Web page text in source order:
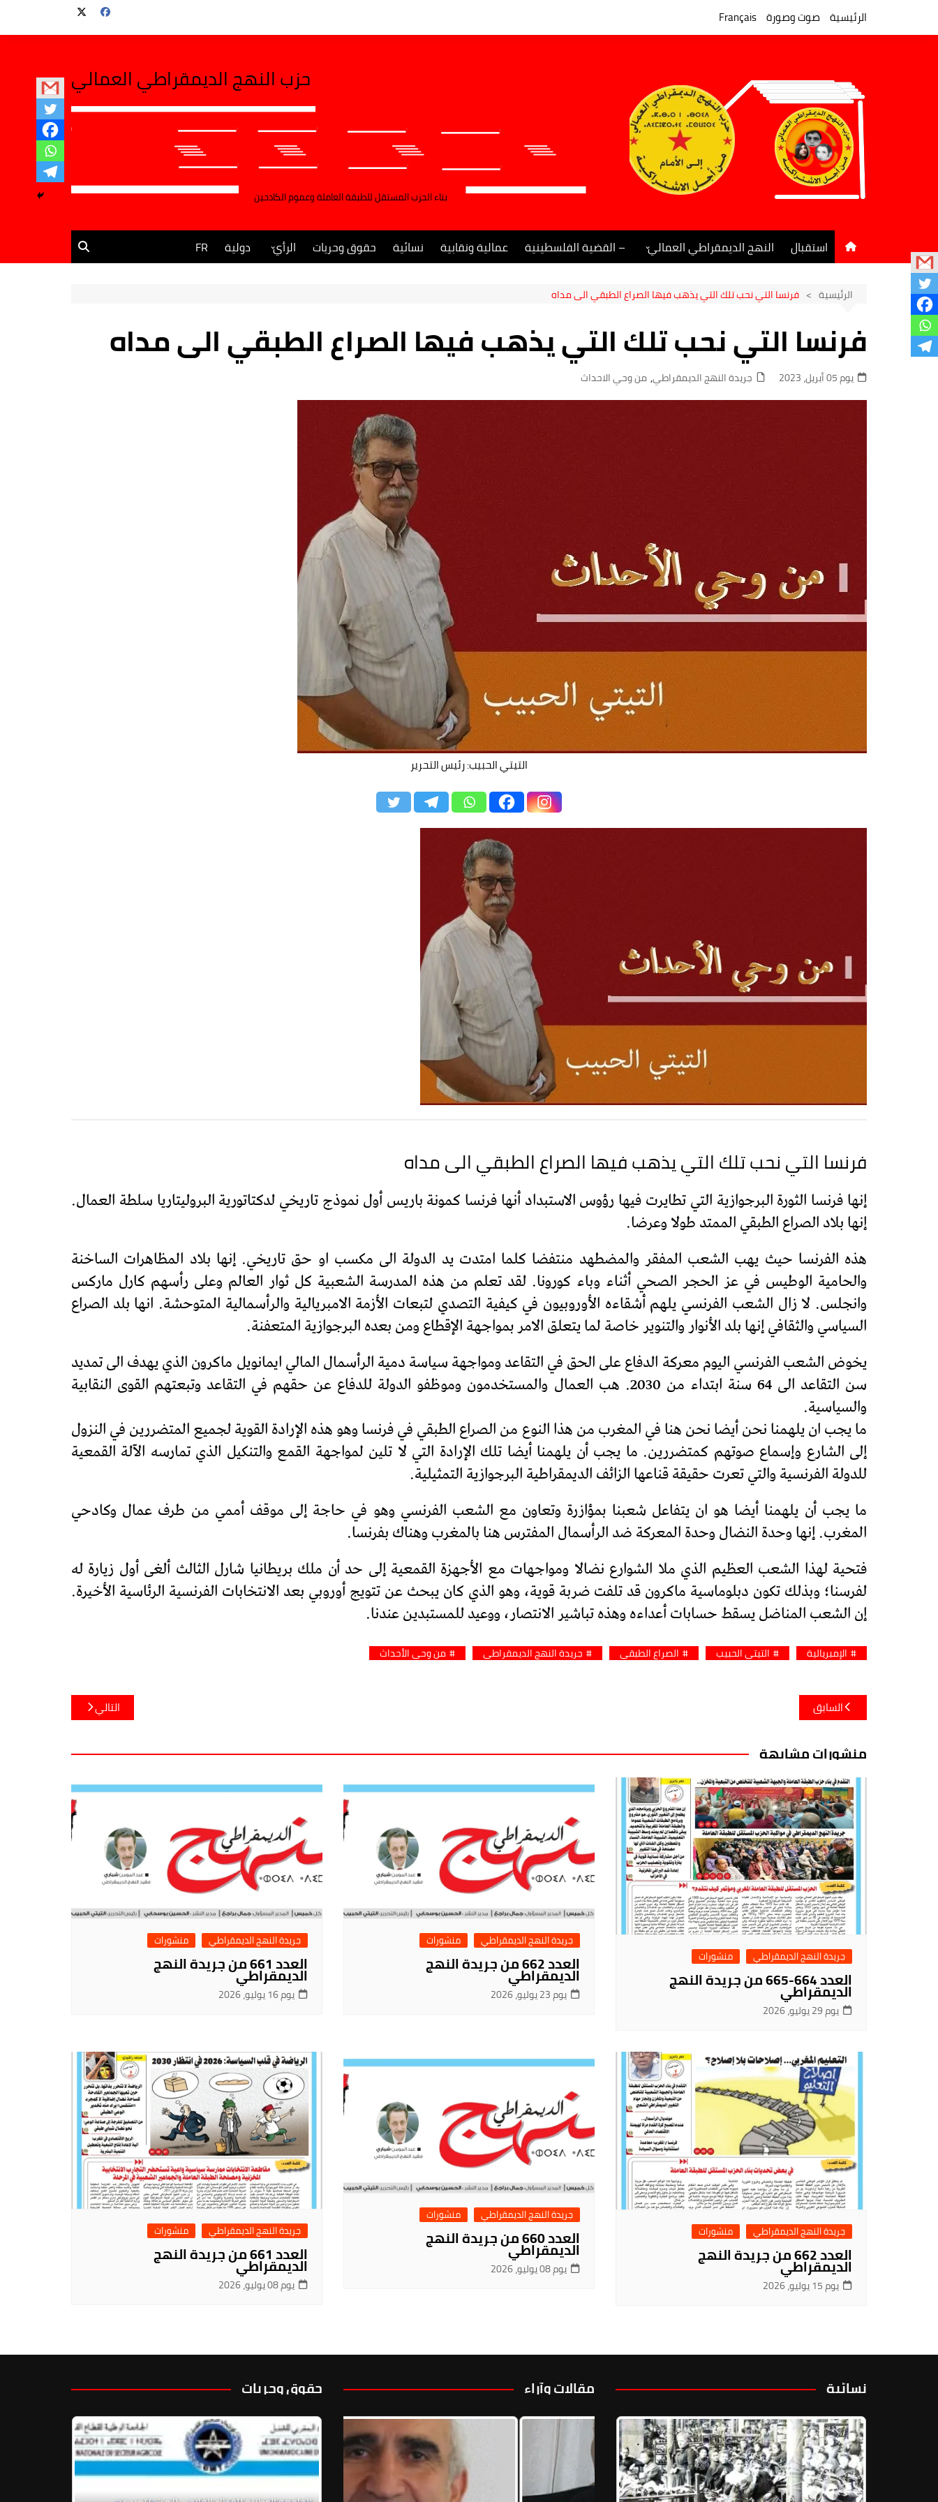
الرئيسية صوت وصورة Français
حزب النهج الديمقراطي العمالي
بناء الحزب المستقل للطبقة العاملة وعموم الكادحين
استقبال النهج الديمقراطي العمالي
جريدة النهج الديمقراطي
– القضية الفلسطينية عمالية ونقابية نسائية حقوق وحريات الرأي دولية FR
الرئيسية فرنسا التي نحب تلك التي يذهب فيها الصراع الطبقي الى مداه
فرنسا التي نحب تلك التي يذهب فيها الصراع الطبقي الى مداه
يوم 05 أبريل، 2023 جريدة النهج الديمقراطي,من وحي الاحداث
التيتي الحبيب: رئيس التحرير
فرنسا التي نحب تلك التي يذهب فيها الصراع الطبقي الى مداه
إنها فرنسا الثورة البرجوازية التي تطايرت فيها رؤوس الاستبداد أنها فرنسا كمونة باريس أول نموذج تاريخي لدكتاتورية البروليتاريا سلطة العمال.
إنها بلاد الصراع الطبقي الممتد طولا وعرضا.
هذه الفرنسا حيث يهب الشعب المفقر والمضطهد منتفضا كلما امتدت يد الدولة الى مكسب او حق تاريخي. إنها بلاد المظاهرات الساخنة
والحامية الوطيس في عز الحجر الصحي أثناء وباء كورونا. لقد تعلم من هذه المدرسة الشعبية كل ثوار العالم وعلى رأسهم كارل ماركس
وانجلس. لا زال الشعب الفرنسي يلهم أشقاءه الأوروبيون في كيفية التصدي لتبعات الأزمة الامبريالية والرأسمالية المتوحشة. انها بلد الصراع
السياسي والثقافي إنها بلد الأنوار والتنوير خاصة لما يتعلق الامر بمواجهة الإقطاع ومن بعده البرجوازية المتعفنة.
يخوض الشعب الفرنسي اليوم معركة الدفاع على الحق في التقاعد ومواجهة سياسة دمية الرأسمال المالي ايمانويل ماكرون الذي يهدف الى تمديد
سن التقاعد الى 64 سنة ابتداء من 2030. هب العمال والمستخدمون وموظفو الدولة للدفاع عن حقهم في التقاعد وتبعتهم القوى النقابية
والسياسية.
ما يجب ان يلهمنا نحن أيضا نحن هنا في المغرب من هذا النوع من الصراع الطبقي في فرنسا وهو هذه الإرادة القوية لجميع المتضررين في النزول
إلى الشارع وإسماع صوتهم كمتضررين. ما يجب أن يلهمنا أيضا تلك الإرادة التي لا تلين لمواجهة القمع والتنكيل الذي تمارسه الآلة القمعية
للدولة الفرنسية والتي تعرت حقيقة قناعها الزائف الديمقراطية البرجوازية التمثيلية.
ما يجب أن يلهمنا أيضا هو ان يتفاعل شعبنا بمؤازرة وتعاون مع الشعب الفرنسي وهو في حاجة إلى موقف أممي من طرف عمال وكادحي
المغرب. إنها وحدة النضال وحدة المعركة ضد الرأسمال المفترس هنا بالمغرب وهناك بفرنسا.
فتحية لهذا الشعب العظيم الذي ملا الشوارع نضالا ومواجهات مع الأجهزة القمعية إلى حد أن ملك بريطانيا شارل الثالث ألغى أول زيارة له
لفرسنا؛ وبذلك تكون دبلوماسية ماكرون قد تلفت ضربة قوية، وهو الذي كان يبحث عن تتويج أوروبي بعد الانتخابات الفرنسية الرئاسية الأخيرة.
إن الشعب المناضل يسقط حسابات أعداءه وهذه تباشير الانتصار، ووعيد للمستبدين عندنا.
الإمبريالية التيتي الحبيب الصراع الطبقي جريدة النهج الديمقراطي من وحي الأحداث
تصفّح
المقالات
السابق التالي
منشورات مشابهة
جريدة النهج الديمقراطي منشورات
العدد 664-665 من جريدة النهج الديمقراطي
يوم 29 يوليو، 2026
جريدة النهج الديمقراطي منشورات
العدد 662 من جريدة النهجالديمقراطي
يوم 23 يوليو، 2026
جريدة النهج الديمقراطي منشورات
العدد 661 من جريدة النهجالديمقراطي
يوم 16 يوليو، 2026
جريدة النهج الديمقراطي منشورات
العدد 662 من جريدة النهجالديمقراطي
يوم 15 يوليو، 2026
جريدة النهج الديمقراطي منشورات
العدد 660 من جريدة النهجالديمقراطي
يوم 08 يوليو، 2026
جريدة النهج الديمقراطي منشورات
العدد 661 من جريدة النهجالديمقراطي
يوم 08 يوليو، 2026
نسائية مقالات وآراء حقوق وحريات